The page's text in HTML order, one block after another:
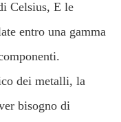
Celsius, E le
entro una gamma
dei metalli, la
bisogno di